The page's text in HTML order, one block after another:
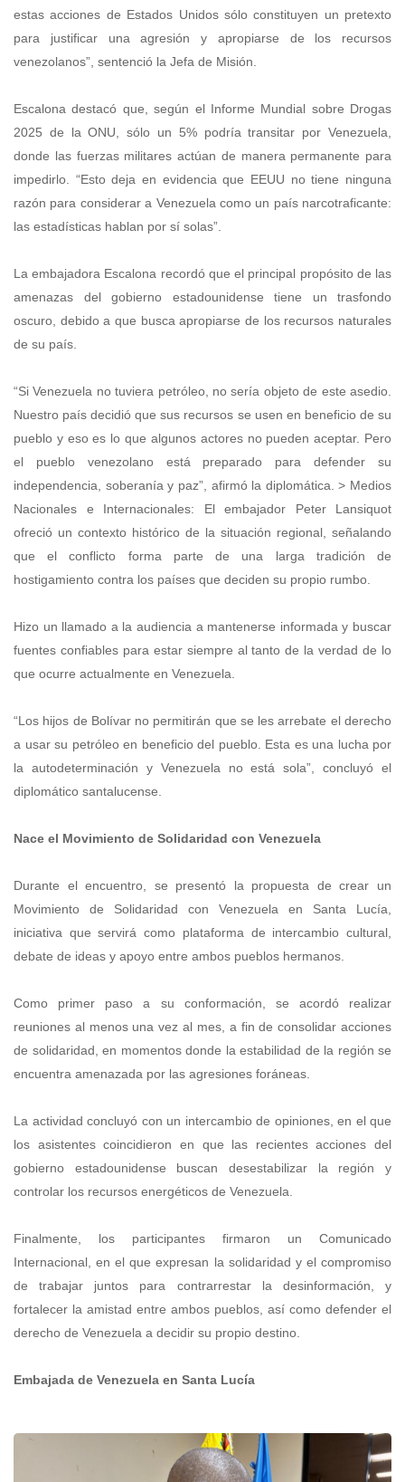
estas acciones de Estados Unidos sólo constituyen un pretexto
para justificar una agresión y apropiarse de los recursos
venezolanos”, sentenció la Jefa de Misión.
Escalona destacó que, según el Informe Mundial sobre Drogas
2025 de la ONU, sólo un 5% podría transitar por Venezuela,
donde las fuerzas militares actúan de manera permanente para
impedirlo. “Esto deja en evidencia que EEUU no tiene ninguna
razón para considerar a Venezuela como un país narcotraficante:
las estadísticas hablan por sí solas”.
La embajadora Escalona recordó que el principal propósito de las
amenazas del gobierno estadounidense tiene un trasfondo
oscuro, debido a que busca apropiarse de los recursos naturales
de su país.
“Si Venezuela no tuviera petróleo, no sería objeto de este asedio.
Nuestro país decidió que sus recursos se usen en beneficio de su
pueblo y eso es lo que algunos actores no pueden aceptar. Pero
el pueblo venezolano está preparado para defender su
independencia, soberanía y paz”, afirmó la diplomática. > Medios
Nacionales e Internacionales: El embajador Peter Lansiquot
ofreció un contexto histórico de la situación regional, señalando
que el conflicto forma parte de una larga tradición de
hostigamiento contra los países que deciden su propio rumbo.
Hizo un llamado a la audiencia a mantenerse informada y buscar
fuentes confiables para estar siempre al tanto de la verdad de lo
que ocurre actualmente en Venezuela.
“Los hijos de Bolívar no permitirán que se les arrebate el derecho
a usar su petróleo en beneficio del pueblo. Esta es una lucha por
la autodeterminación y Venezuela no está sola”, concluyó el
diplomático santalucense.
Nace el Movimiento de Solidaridad con Venezuela
Durante el encuentro, se presentó la propuesta de crear un
Movimiento de Solidaridad con Venezuela en Santa Lucía,
iniciativa que servirá como plataforma de intercambio cultural,
debate de ideas y apoyo entre ambos pueblos hermanos.
Como primer paso a su conformación, se acordó realizar
reuniones al menos una vez al mes, a fin de consolidar acciones
de solidaridad, en momentos donde la estabilidad de la región se
encuentra amenazada por las agresiones foráneas.
La actividad concluyó con un intercambio de opiniones, en el que
los asistentes coincidieron en que las recientes acciones del
gobierno estadounidense buscan desestabilizar la región y
controlar los recursos energéticos de Venezuela.
Finalmente, los participantes firmaron un Comunicado
Internacional, en el que expresan la solidaridad y el compromiso
de trabajar juntos para contrarrestar la desinformación, y
fortalecer la amistad entre ambos pueblos, así como defender el
derecho de Venezuela a decidir su propio destino.
Embajada de Venezuela en Santa Lucía